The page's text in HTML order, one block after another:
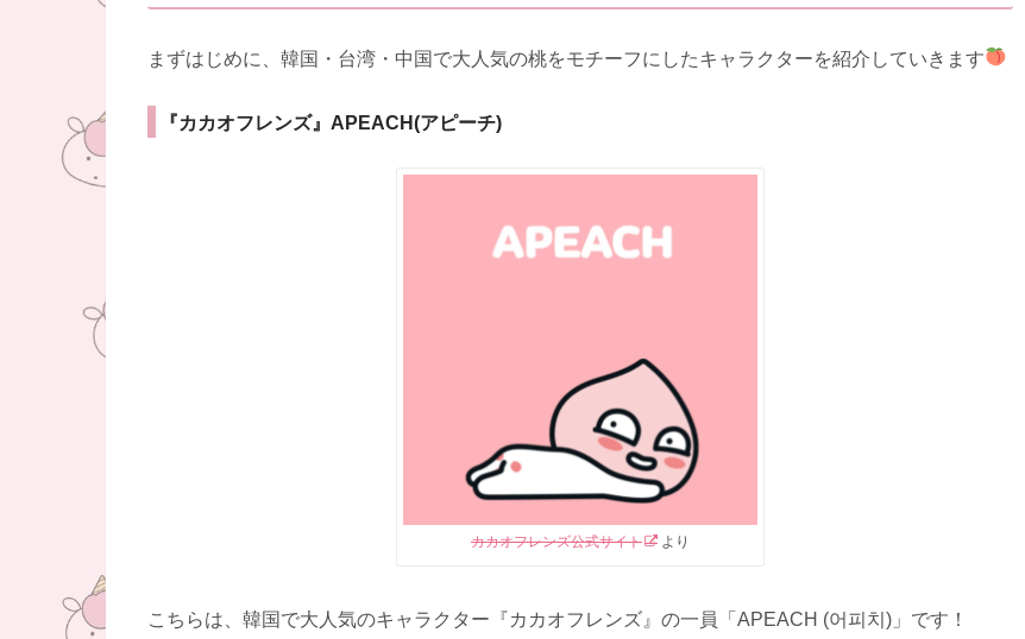
まずはじめに、韓国・台湾・中国で大人気の桃をモチーフにしたキャラクターを紹介していきます
『カカオフレンズ』APEACH(アピーチ)
カカオフレンズ公式サイト より
こちらは、韓国で大人気のキャラクター『カカオフレンズ』の一員「APEACH (어피치)」です！